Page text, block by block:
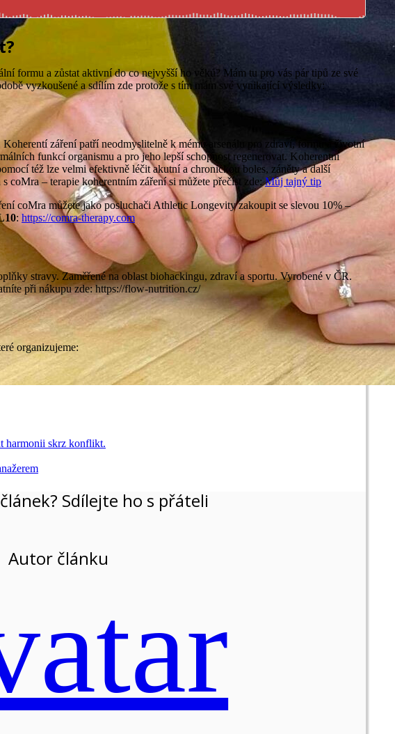
formu a zůstat aktivní do co nejvyšší ho věku? Mám tu pro vás pár tipů ze své
vyzkoušené a sdílím zde protože s tím mám své vynikající výsledky:
záření patří neodmyslitelně k mému arsenálu pro zdraví, formu a životní
funkcí organismu a pro jeho lepší schopnost regenerovat. Koherentní
též lze velmi efektivně léčit akutní a chronickou boles, záněty a další
coMra – terapie koherentním záření si můžete přečíst zde:Můj tajný tip
coMra můžete jako posluchači Athletic Longevity zakoupit se slevou 10% –
: https://comra-therapy.com
stravy. Zaměřené na oblast biohackingu, zdraví a sportu. Vyrobené v ČR.
při nákupu zde: https://flow-nutrition.cz/
organizujeme:
harmonii skrz konflikt.
Sdílejte ho s přáteli
Autor článku